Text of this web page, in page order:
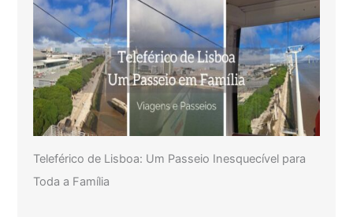
Teleférico de Lisboa: Um Passeio Inesquecível para
Toda a Família